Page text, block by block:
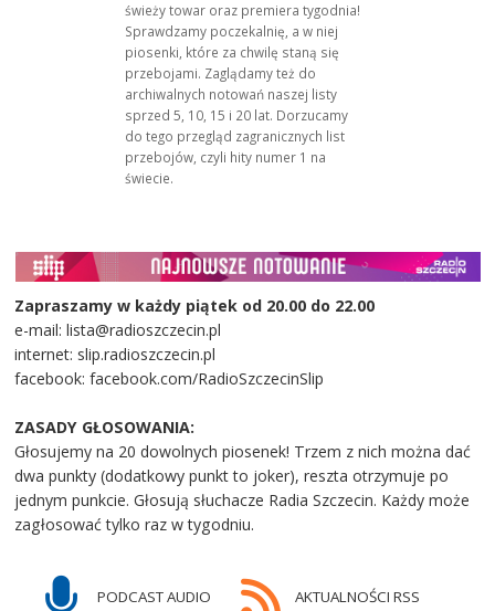
świeży towar oraz premiera tygodnia!
Sprawdzamy poczekalnię, a w niej
piosenki, które za chwilę staną się
przebojami. Zaglądamy też do
archiwalnych notowań naszej listy
sprzed 5, 10, 15 i 20 lat. Dorzucamy
do tego przegląd zagranicznych list
przebojów, czyli hity numer 1 na
świecie.
Zapraszamy w każdy piątek od 20.00 do 22.00
e-mail: lista@radioszczecin.pl
internet: slip.radioszczecin.pl
facebook: facebook.com/RadioSzczecinSlip
ZASADY GŁOSOWANIA:
Głosujemy na 20 dowolnych piosenek! Trzem z nich można dać
dwa punkty (dodatkowy punkt to joker), reszta otrzymuje po
jednym punkcie. Głosują słuchacze Radia Szczecin. Każdy może
zagłosować tylko raz w tygodniu.
PODCAST AUDIO AKTUALNOŚCI RSS